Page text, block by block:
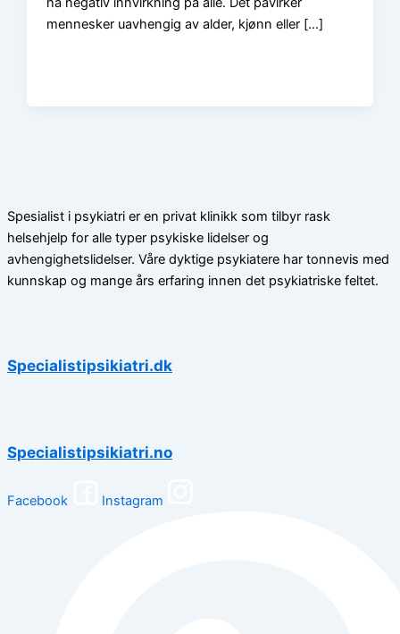
mennesker uavhengig av alder, kjønn eller […]
Spesialist i psykiatri er en privat klinikk som tilbyr rask
helsehjelp for alle typer psykiske lidelser og
avhengighetslidelser. Våre dyktige psykiatere har tonnevis med
kunnskap og mange års erfaring innen det psykiatriske feltet.
Specialistipsikiatri.dk
Specialistipsikiatri.no
Facebook Instagram